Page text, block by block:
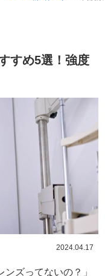
すめ5選！強度
2024.04.17
ンズってないの？」